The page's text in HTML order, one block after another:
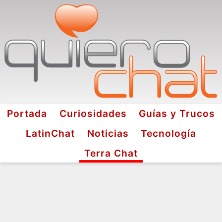
Portada Curiosidades
Guías y Trucos
LatinChat
Noticias
Tecnología
Terra Chat